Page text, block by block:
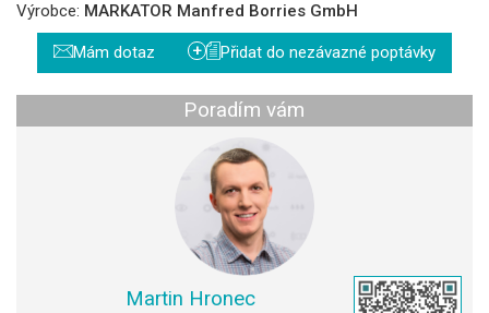
Výrobce: MARKATOR Manfred Borries GmbH
Mám dotaz + Přidat do nezávazné poptávky
Poradím vám
Martin Hronec